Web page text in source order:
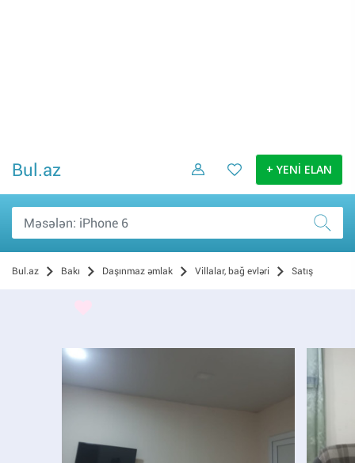
Bul.az + YENİ ELAN
Bul.az Bakı Daşınmaz əmlak Villalar, bağ evləri Satış